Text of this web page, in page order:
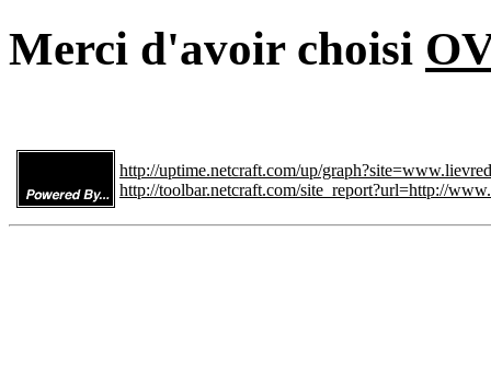
Merci d'avoir choisi
http://uptime.netcraft.com/up/
http://toolbar.netcraft.com/site_report?url=http://